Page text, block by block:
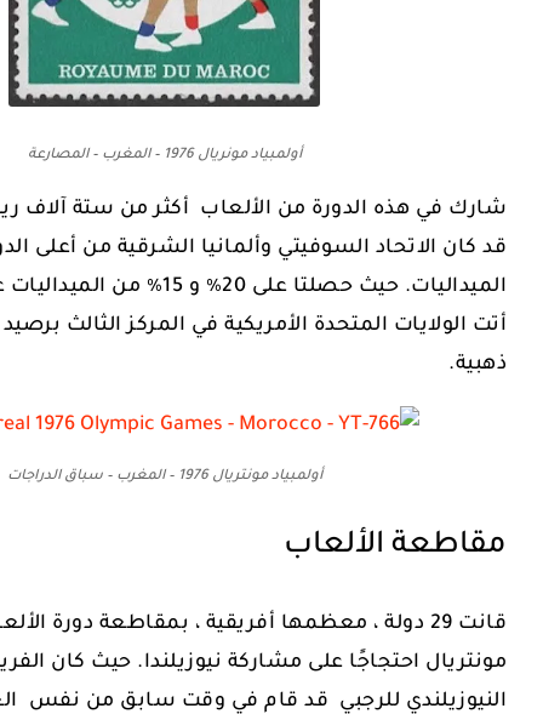
أولمبياد مونريال 1976 – المغرب – المصارعة
قد كان الاتحاد السوفيتي وألمانيا الشرقية من أعلى
الميداليات. حيث حصلتا على 20٪ و
ذهبية.
أولمبياد مونتريال 1976 – المغرب – سباق الدراجات
مقاطعة الألعاب
قانت 29 دولة ، معظمها أفريقية ، بمقاطعة دورة
مونتريال احتجاجًا على مشاركة نيوزيلندا. حيث كان
النيوزيلندي للرجبي قد قام في وقت سابق من نفس